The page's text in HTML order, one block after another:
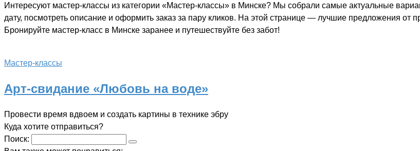
Интересуют мастер-классы из категории «Мастер-классы» в Минске? Мы собрали самые актуальные
дату, посмотреть описание и оформить заказ за пару кликов. На этой странице — лучшие предложения
Бронируйте мастер-класс в Минске заранее и путешествуйте без забот!
Мастер-классы
Арт-свидание «Любовь на воде»
Провести время вдвоем и создать картины в технике эбру
Куда хотите отправиться?
Поиск: